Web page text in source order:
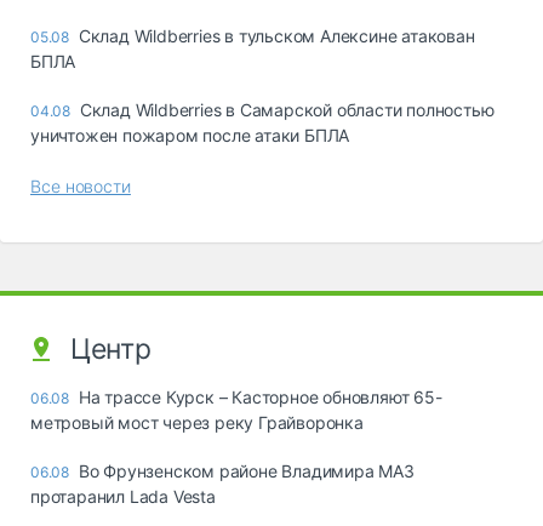
05.08 Склад Wildberries в тульском Алексине атакован
БПЛА
04.08 Склад Wildberries в Самарской области полностью
уничтожен пожаром после атаки БПЛА
Все новости
Центр
06.08 На трассе Курск – Касторное обновляют 65-
метровый мост через реку Грайворонка
06.08 Во Фрунзенском районе Владимира МАЗ
протаранил Lada Vesta